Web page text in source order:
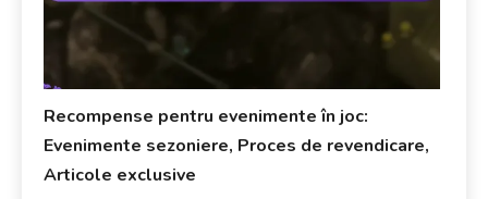
Recompense pentru evenimente în joc:
Evenimente sezoniere, Proces de revendicare,
Articole exclusive